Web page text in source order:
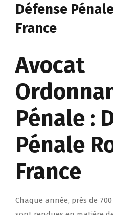
Défense
France
Avocat
Pénale :
Pénale
France
Chaque année, près de